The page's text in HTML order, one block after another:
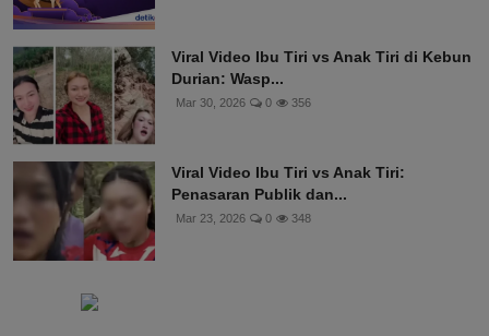
Viral Video Ibu Tiri vs Anak Tiri di Kebun
Durian: Wasp...
Mar 30, 2026 0 356
Viral Video Ibu Tiri vs Anak Tiri:
Penasaran Publik dan...
Mar 23, 2026 0 348